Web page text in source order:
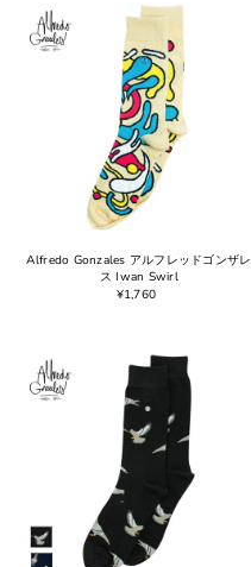
Alfredo Gonzales アルフレッドゴンザレ
ス Iwan Swirl
¥1,760